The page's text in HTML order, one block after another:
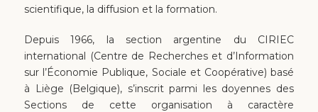
scientifique, la diffusion et la formation.
Depuis 1966, la section argentine du CIRIEC
international (Centre de Recherches et d’Information
sur l’Économie Publique, Sociale et Coopérative) basé
à Liège (Belgique), s’inscrit parmi les doyennes des
Sections de cette organisation à caractère